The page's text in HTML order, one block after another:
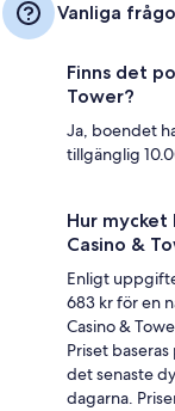
Vanliga
Finns det
Tower?
Ja, boendet
tillgänglig
Hur mycket
Casino &
Enligt
683 kr för en
Casino &
Priset
det senaste
dagarna.